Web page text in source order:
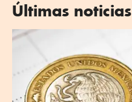
Últimas noticias